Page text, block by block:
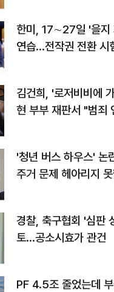
한미, 17∼27일 '을지
연습…전작권 전환 시
김건희, '로저비비에
현 부부 재판서 "범죄
'청년 버스 하우스' 논
주거 문제 헤아리지
경찰, 축구협회 '심판
토…공소시효가 관건
PF 4.5조 줄었는데